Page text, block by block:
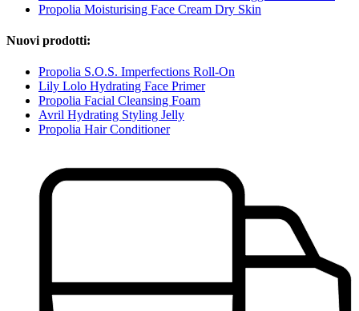
Propolia Moisturising Face Cream Dry Skin
Nuovi prodotti:
Propolia S.O.S. Imperfections Roll-On
Lily Lolo Hydrating Face Primer
Propolia Facial Cleansing Foam
Avril Hydrating Styling Jelly
Propolia Hair Conditioner